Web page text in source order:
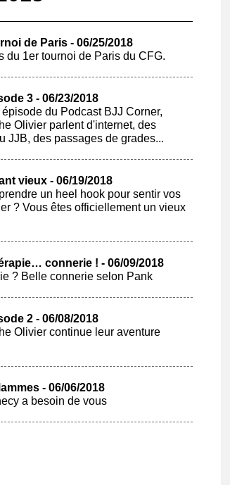
de Paris - 06/25/2018
du 1er tournoi de Paris du CFG.
3 - 06/23/2018
du Podcast BJJ Corner,
Olivier parlent d'internet, des
JJB, des passages de grades...
vieux - 06/19/2018
un heel hook pour sentir vos
? Vous êtes officiellement un vieux
connerie ! - 06/09/2018
? Belle connerie selon Pank
2 - 06/08/2018
Olivier continue leur aventure
- 06/06/2018
a besoin de vous